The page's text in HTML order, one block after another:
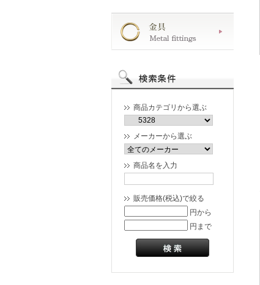
商品カテゴリから選ぶ
メーカーから選ぶ
商品名を入力
販売価格(税込)で絞る
円から
円まで